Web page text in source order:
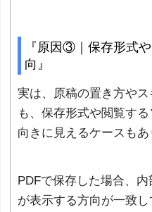
『原因③｜保存形式
向』
実は、原稿の置き方や
も、保存形式や閲覧す
向きに見えるケースもあ
PDFで保存した場合、
が表示する方向が一致